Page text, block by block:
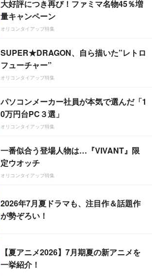
大好評につき再び！ファミマ名物45％増
量キャンペーン
オリコンタイアップ特集
SUPER★DRAGON、自ら描いた”レトロ
フューチャー”
オリコンタイアップ特集
パソコンメーカー社員が本気で選んだ「1
0万円台PC３選」
オリコンタイアップ特集
一番似合う登場人物は…『VIVANT』限
定ウオッチ
オリコンタイアップ特集
2026年7月夏ドラマも、注目作＆話題作
が勢ぞろい！
【夏アニメ2026】7月期夏の新アニメを
一挙紹介！